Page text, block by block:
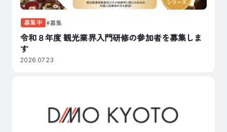
募集中 募集
令和８年度 観光業界入門研修の参加者を募集しま
す
2026.07.23